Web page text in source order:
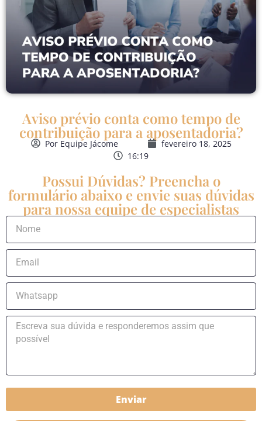
Aviso prévio conta como tempo de
contribuição para a aposentadoria?
PorEquipe Jácome
fevereiro 18, 2025
16:19
Possui Dúvidas? Preencha o
formulário abaixo e envie suas dúvidas
para nossa equipe de especialistas
Enviar